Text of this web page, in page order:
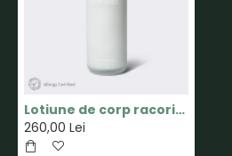
Lotiune de corp racoritoare - 200ml - Silky Essential - SoKind
260,00 Lei